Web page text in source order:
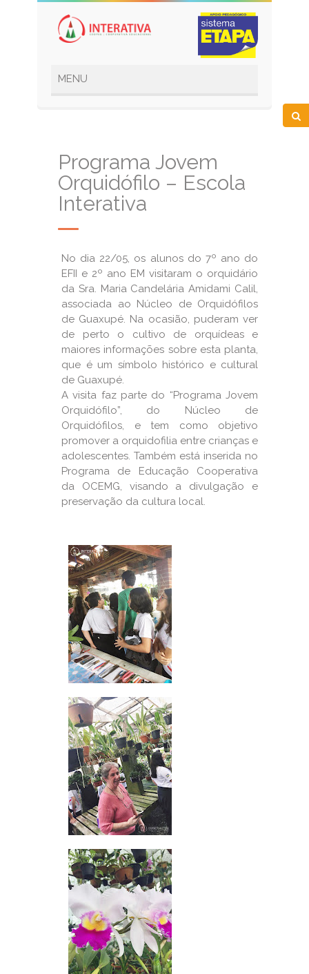
Programa Jovem
Orquidófilo – Escola
Interativa
No dia 22/05, os alunos do 7º ano do
EFII e 2º ano EM visitaram o orquidário
da Sra. Maria Candelária Amidami Calil,
associada ao Núcleo de Orquidófilos
de Guaxupé. Na ocasião, puderam ver
de perto o cultivo de orquídeas e
maiores informações sobre esta planta,
que é um símbolo histórico e cultural
de Guaxupé.
A visita faz parte do “Programa Jovem
Orquidófilo”, do Núcleo de
Orquidófilos, e tem como objetivo
promover a orquidofilia entre crianças e
adolescentes. Também está inserida no
Programa de Educação Cooperativa
da OCEMG, visando a divulgação e
preservação da cultura local.